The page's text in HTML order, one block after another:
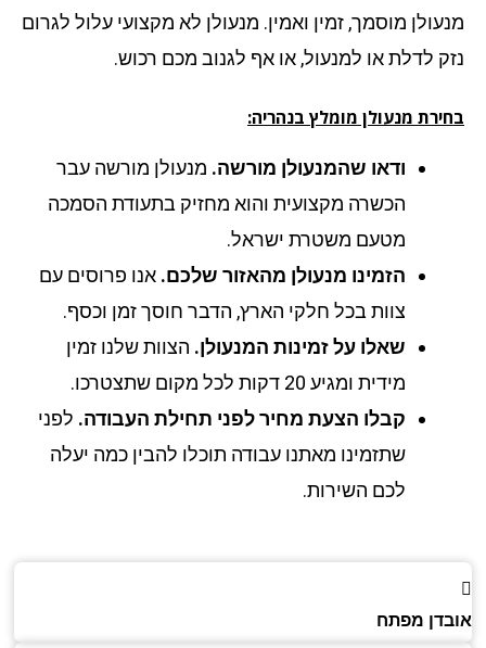
מוסמך, זמין ואמין. מנעולן לא מקצועי עלול לגרום
לדלת או למנעול, או אף לגנוב מכם רכוש.
מנעולן מומלץ בנהריה:
ודאו שהמנעולן מורשה.מנעולן מורשה עבר
הכשרה מקצועית והוא מחזיק בתעודת הסמכה
מטעם משטרת ישראל.
הזמינו מנעולן מהאזור שלכם.אנו פרוסים עם
צוות בכל חלקי הארץ, הדבר חוסך זמן וכסף.
שאלו על זמינות המנעולן.הצוות שלנו זמין
מידית ומגיע 20 דקות לכל מקום שתצטרכו.
קבלו הצעת מחיר לפני תחילת העבודה.לפני
שתזמינו מאתנו עבודה תוכלו להבין כמה יעלה
לכם השירות.
מפתח